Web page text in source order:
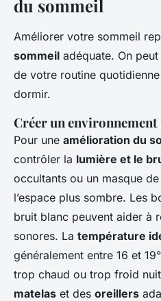
du sommeil
Améliorer votre sommeil
sommeil adéquate. On
de votre routine
dormir.
Créer un
Pour une amélioration du
contrôler la lumière et le
occultants ou un masque
l’espace plus sombre. Les
bruit blanc peuvent aider à
sonores. La température
généralement entre 16 et
trop chaud ou trop froid
matelas et des oreillers